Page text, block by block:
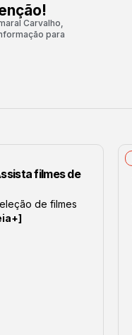
Carvalho,
para
filmes de
de filmes